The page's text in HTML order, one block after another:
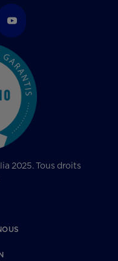
2025. Tous droits